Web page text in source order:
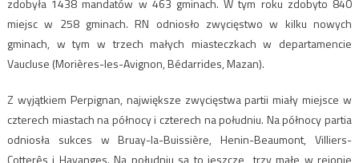
zdobyła 1438 mandatów w 463 gminach. W tym roku zdobyto 840
miejsc w 258 gminach. RN odniosło zwycięstwo w kilku nowych
gminach, w tym w trzech małych miasteczkach w departamencie
Vaucluse (Morières-les-Avignon, Bédarrides, Mazan).
Z wyjątkiem Perpignan, największe zwycięstwa partii miały miejsce w
czterech miastach na północy i czterech na południu. Na północy partia
odniosła sukces w Bruay-la-Buissière, Henin-Beaumont, Villiers-
Cotterês i Hayanges. Na południu są to jeszcze trzy małe w rejonie